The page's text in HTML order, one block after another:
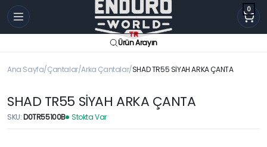
0
Ürün Arayın
Ana Sayfa Çantalar Arka Çantalar SHAD TR55 SİYAH ARKA ÇANTA
SHAD TR55 SİYAH ARKA ÇANTA
SKU:D0TR55100B Stokta Var